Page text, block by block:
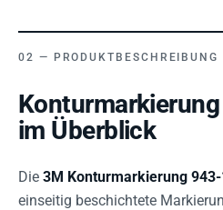
PRODUKTBESCHREIBUNG
im Überblick
Die 3M Konturmarkierung
einseitig beschichtete